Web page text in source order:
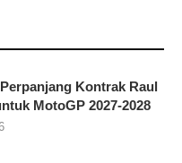
Kontrak Raul
MotoGP 2027-2028